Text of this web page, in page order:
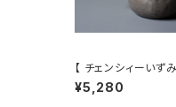
【 チェンシィーいず
ップ / 【 Izumi Chancey 】m
ug
¥5,280